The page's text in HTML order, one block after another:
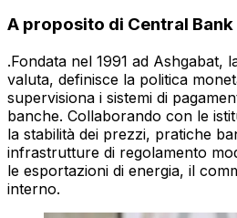
A proposito di Central
.Fondata nel 1991 ad Ashgabat,
valuta, definisce la politica
supervisiona i sistemi di
banche. Collaborando con le
la stabilità dei prezzi, pratiche
infrastrutture di regolamento
le esportazioni di energia, il
interno.